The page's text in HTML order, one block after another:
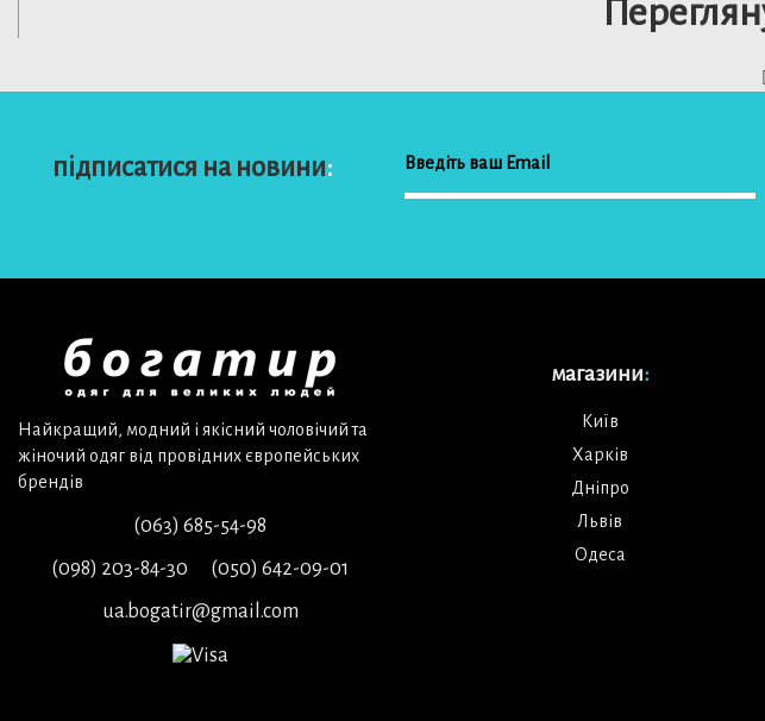
підписатися на новини:
Найкращий, модний і якісний чоловічий та
жіночий одяг від провідних європейських
брендів
(063) 685-54-98
(098) 203-84-30
(050) 642-09-01
ua.bogatir@gmail.com
магазини:
Київ
Харків
Дніпро
Львів
Одеса